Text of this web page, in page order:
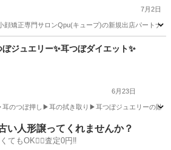
7月2日
顔矯正専門サロンQpu(キュープ)の新規出店パートナ
ぼジュエリー✨耳つぼダイエット✨️
6月23日
のつぼ押し▶︎耳の拭き取り▶︎耳つぼジュエリーの貼
その他 耳つぼダイエット
い人形譲ってくれませんか？
てもOK🙆‍♀️査定0円‼️